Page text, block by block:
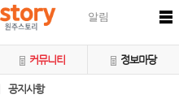
알림
커뮤니티 정보마당
공지사항